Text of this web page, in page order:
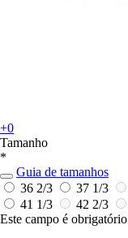
+0
Tamanho
*
Guia de tamanhos
36 2/3
37 1/3
41 1/3
42 2/3
Este campo é obrigatório